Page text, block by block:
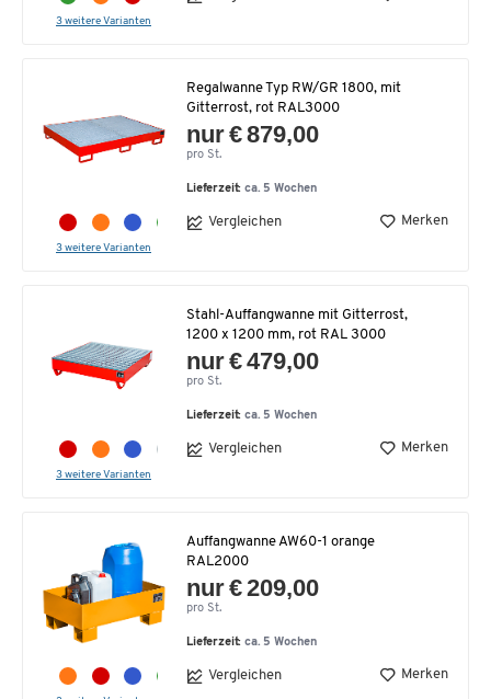
3 weitere Varianten
3 weitere Varianten
Regalwanne Typ RW/GR 1800, mit
Gitterrost, rot RAL3000
nur € 879,00
pro St.
Lieferzeit:ca. 5 Wochen
Vergleichen Merken
3 weitere Varianten
Stahl-Auffangwanne mit Gitterrost,
1200 x 1200 mm, rot RAL 3000
nur € 479,00
pro St.
Lieferzeit:ca. 5 Wochen
Vergleichen Merken
Auffangwanne AW60-1 orange
RAL2000
nur € 209,00
pro St.
Lieferzeit:ca. 5 Wochen
Vergleichen Merken